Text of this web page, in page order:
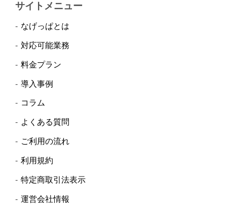
サイトメニュー
なげっぱとは
対応可能業務
料金プラン
導入事例
コラム
よくある質問
ご利用の流れ
利用規約
特定商取引法表示
運営会社情報